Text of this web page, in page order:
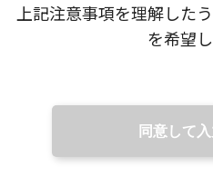
上記注意事項を理解した
を希望し
同意して